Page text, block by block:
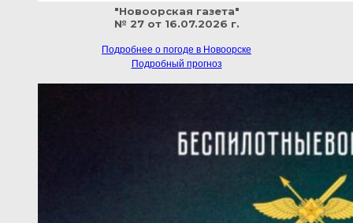
"Новоорская газета"
№ 27 от 16.07.2026 г.
Подробнее о погоде в Новоорске
Подробный прогноз